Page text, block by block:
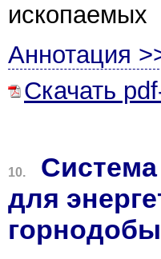
ископаемых
Аннотация
Скачать
10.
для